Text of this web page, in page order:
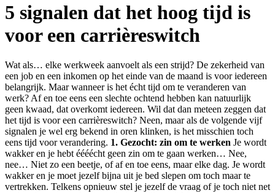
5 signalen dat het hoog tijd is
voor een carrièreswitch
Wat als… elke werkweek aanvoelt als een strijd? De zekerheid van
een job en een inkomen op het einde van de maand is voor iedereen
belangrijk. Maar wanneer is het écht tijd om te veranderen van
werk? Af en toe eens een slechte ochtend hebben kan natuurlijk
geen kwaad, dat overkomt iedereen. Wil dat dan meteen zeggen dat
het tijd is voor een carrièreswitch? Neen, maar als de volgende vijf
signalen je wel erg bekend in oren klinken, is het misschien toch
eens tijd voor verandering. 1. Gezocht: zin om te werken Je wordt
wakker en je hebt éééécht geen zin om te gaan werken… Nee,
nee… Niet zo een beetje, of af en toe eens, maar elke dag. Je wordt
wakker en je moet jezelf bijna uit je bed slepen om toch maar te
vertrekken. Telkens opnieuw stel je jezelf de vraag of je toch niet net